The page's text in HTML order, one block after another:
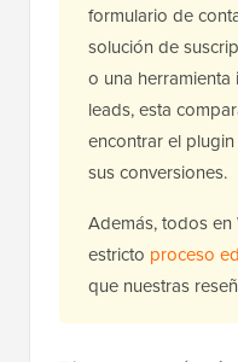
formulario de
solución de
o una
leads, esta
encontrar el
sus conversiones.
Además, todos en
estricto proceso
que nuestras